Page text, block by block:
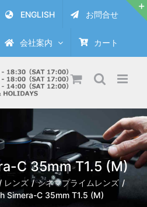
ENGLISH お問合せ
会社案内 カート
C 35mm T1.5 (M)
レンズ
シネマプライムレンズ
Simera-C 35mm T1.5 (M)